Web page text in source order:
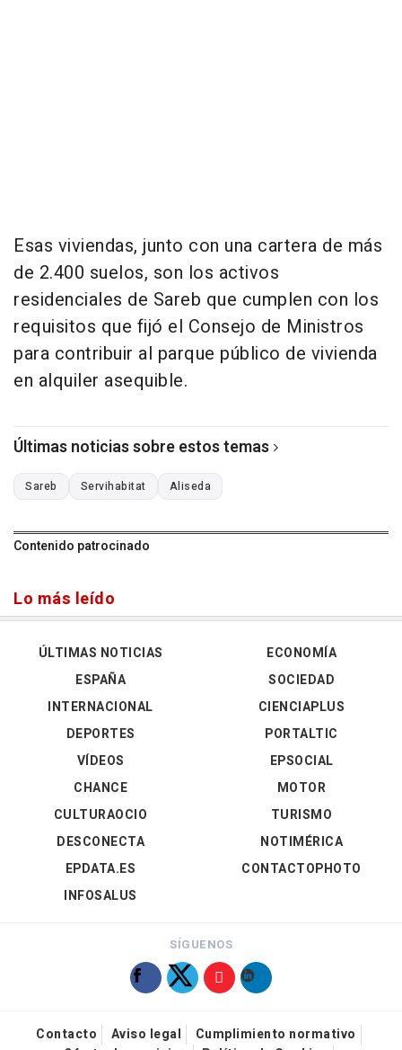
Esas viviendas, junto con una cartera de más
de 2.400 suelos, son los activos
residenciales de Sareb que cumplen con los
requisitos que fijó el Consejo de Ministros
para contribuir al parque público de vivienda
en alquiler asequible.
Últimas noticias sobre estos temas
Sareb Servihabitat Aliseda
Contenido patrocinado
Lo más leído
ÚLTIMAS NOTICIAS
ESPAÑA
INTERNACIONAL
DEPORTES
VÍDEOS
ECONOMÍA
SOCIEDAD
CIENCIAPLUS
PORTALTIC
EPSOCIAL
CHANCE
CULTURAOCIO
DESCONECTA
EPDATA.ES
INFOSALUS
MOTOR
TURISMO
NOTIMÉRICA
CONTACTOPHOTO
SÍGUENOS
Contacto Aviso legal
Cumplimiento normativo